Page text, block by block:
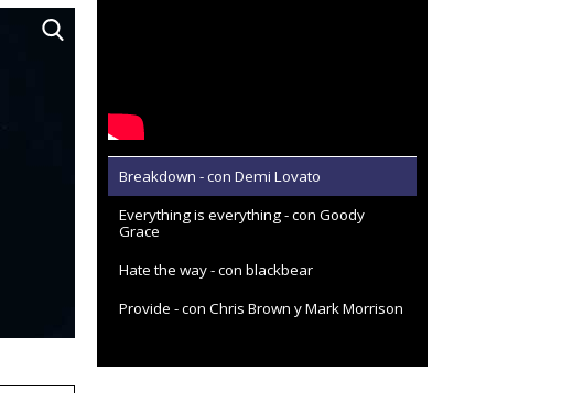
Breakdown - con Demi Lovato
Everything is everything - con Goody
Grace
Hate the way - con blackbear
Provide - con Chris Brown y Mark Morrison